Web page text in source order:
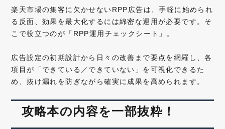
楽天市場の集客に欠かせないRPP広告は、手軽に始められ
る反面、効果を最大化するには綿密な運用が必要です。そ
こで役立つのが「RPP運用チェックシート」。
広告設定の初期設計から日々の改善まで要点を網羅し、各
項目が「できている／できていない」を可視化できるた
め、抜け漏れを防ぎながら確実に成果を高められます。
攻略本の内容を一部抜粋！